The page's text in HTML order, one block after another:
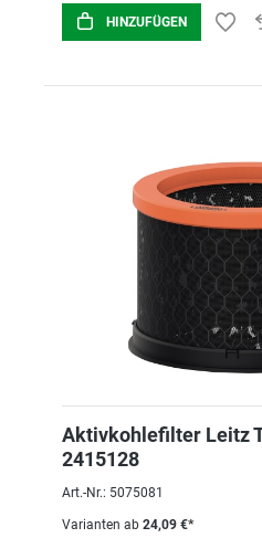
HINZUFÜGEN
Aktivkohlefilter Leitz
2415128
Art.-Nr.: 5075081
Varianten ab 24,09 €*